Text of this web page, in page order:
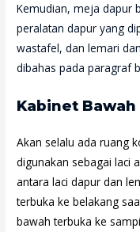
Kemudian, meja dapur
peralatan dapur yang
wastafel, dan lemari
dibahas pada paragraf
Kabinet Bawah
Akan selalu ada ruang
digunakan sebagai laci
antara laci dapur dan
terbuka ke belakang
bawah terbuka ke